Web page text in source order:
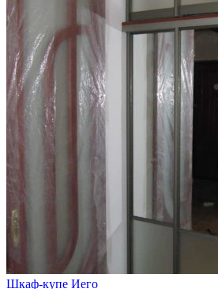
Шкаф-купе Иего